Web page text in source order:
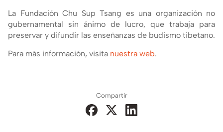
La Fundación Chu Sup Tsang es una organización no
gubernamental sin ánimo de lucro, que trabaja para
preservar y difundir las enseñanzas de budismo tibetano.
Para más información, visita nuestra web.
Compartir